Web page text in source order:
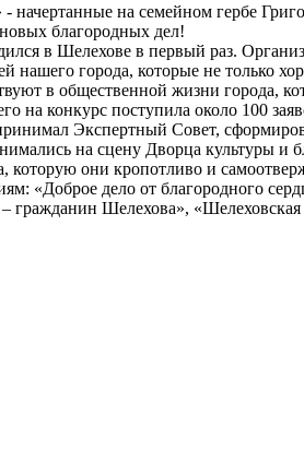
на семейном гербе
благородных дел!
в Шелехове в первый раз.
нашего города, которые не только
в общественной жизни города,
на конкурс поступила около 100
Экспертный Совет,
на сцену Дворца культуры и
которую они кропотливо и
«Доброе дело от благородного
Шелехова», «Шелеховская